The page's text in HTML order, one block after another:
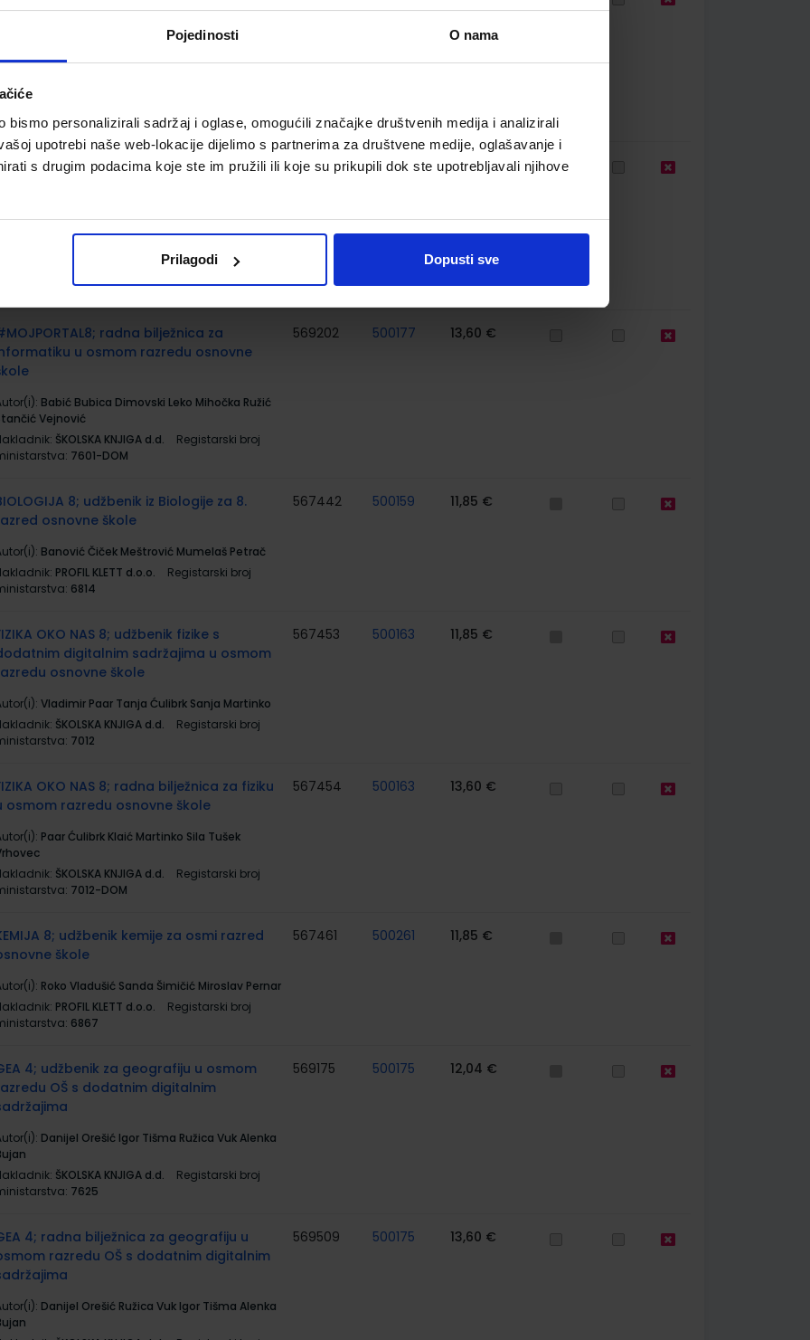
Pojedinosti O nama
bismo personalizirali sadržaj i oglase, omogućili značajke društvenih medija i analizirali
upotrebi naše web-lokacije dijelimo s partnerima za društvene medije, oglašavanje i
s drugim podacima koje ste im pružili ili koje su prikupili dok ste upotrebljavali njihove
Prilagodi Dopusti sve
matematike za osmi razred
Šikić Draženović Žitko Golac Jakopović Lobor
7716;7717
udžbenik informatike u
Babić Bubica Dimovski Leko Mihočka Ružić
Registarski broj
7601
569201 500163 12,04 €
radna bilježnica za
u osmom razredu osnovne
Babić Bubica Dimovski Leko Mihočka Ružić
Vejnović
ŠKOLSKA KNJIGA d.d.
Registarski broj
7601-DOM
569202 500177 13,60 €
8; udžbenik iz Biologije za 8.
osnovne škole
Banović Čiček Meštrović Mumelaš Petrač
PROFIL KLETT d.o.o.
Registarski broj
6814
567442 500159 11,85 €
OKO NAS 8; udžbenik fizike s
digitalnim sadržajima u osmom
osnovne škole
Vladimir Paar Tanja Ćulibrk Sanja Martinko
ŠKOLSKA KNJIGA d.d.
Registarski broj
7012
567453 500163 11,85 €
OKO NAS 8; radna bilježnica za fiziku
osmom razredu osnovne škole
Paar Ćulibrk Klaić Martinko Sila Tušek
ŠKOLSKA KNJIGA d.d.
Registarski broj
7012-DOM
567454 500163 13,60 €
8; udžbenik kemije za osmi razred
škole
Roko Vladušić Sanda Šimičić Miroslav Pernar
PROFIL KLETT d.o.o.
Registarski broj
6867
567461 500261 11,85 €
4; udžbenik za geografiju u osmom
OŠ s dodatnim digitalnim
Danijel Orešić Igor Tišma Ružica Vuk Alenka
ŠKOLSKA KNJIGA d.d.
Registarski broj
7625
569175 500175 12,04 €
4; radna bilježnica za geografiju u
razredu OŠ s dodatnim digitalnim
Danijel Orešić Ružica Vuk Igor Tišma Alenka
569509 500175 13,60 €